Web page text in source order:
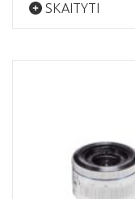
SKAITYTI